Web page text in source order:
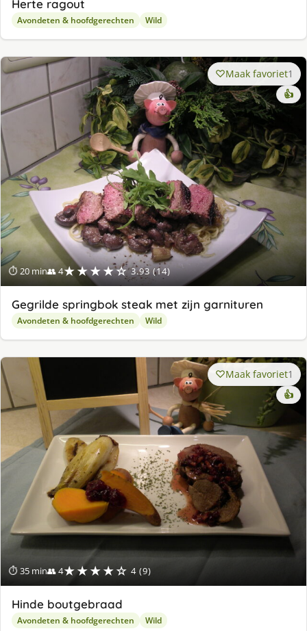
Herte ragout
Avondeten & hoofdgerechten Wild
⏱ 20 min👥 4★★★★☆ 3.93 (14)
Maak favoriet1
👍
Gegrilde springbok steak met zijn garnituren
Avondeten & hoofdgerechten Wild
⏱ 35 min👥 4★★★★☆ 4 (9)
Maak favoriet1
👍
Hinde boutgebraad
Avondeten & hoofdgerechten Wild